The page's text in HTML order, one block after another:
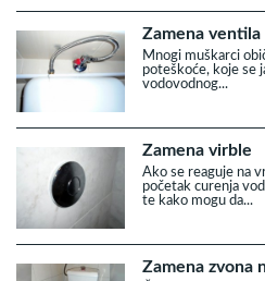
Zamena ventila
Mnogi muškarci
poteškoće, koje se
vodovodnog...
Zamena virble
Ako se reaguje na
početak curenja
te kako mogu da...
Zamena zvona